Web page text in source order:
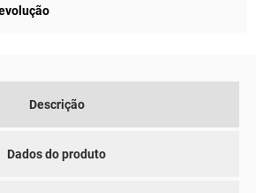
Descrição
Dados do produto